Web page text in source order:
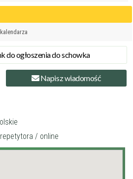
do ogłoszenia do schowka
Napiszwiadomość
/ online